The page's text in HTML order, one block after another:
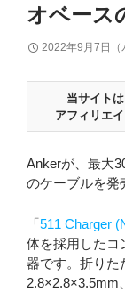
オベース
2022年9月7日（
当サイト
アフィリエ
Ankerが、最大
のケーブルを発
「511 Charger
体を採用したコ
器です。折りた
2.8×2.8×3.5mm